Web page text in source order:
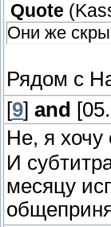
Quote (
Они же
Рядом с
[9] and
Не, я хочу
И
месяцу